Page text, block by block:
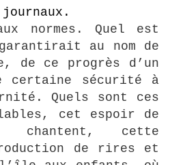
normes. Quel est
au nom de
de ce progrès d’un
certaine sécurité à
Quels sont ces
cet espoir de
chantent, cette
de rires et